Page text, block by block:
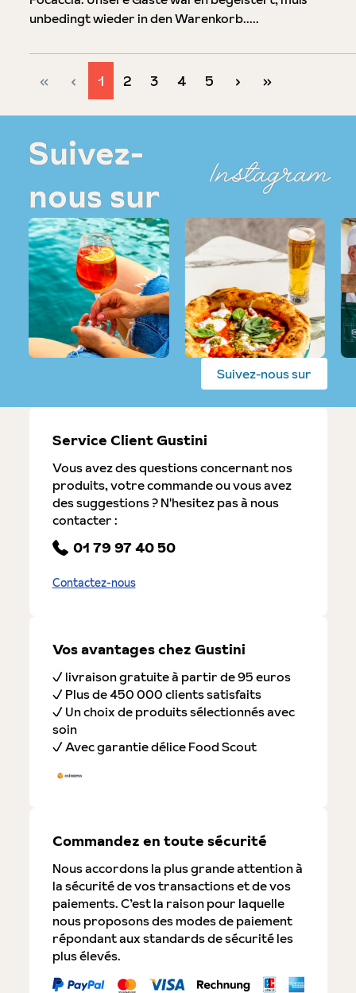
unbedingt wieder in den Warenkorb.....
Page
1 Page
2 Page
3 Page
4 Page
5
Suivez-
nous sur
Instagram
Suivez-nous sur
Service Client Gustini
Vous avez des questions concernant nos
produits, votre commande ou vous avez
des suggestions ? N'hesitez pas à nous
contacter :
01 79 97 40 50
Contactez-nous
Vos avantages chez Gustini
✓ livraison gratuite à partir de 95 euros
✓ Plus de 450 000 clients satisfaits
✓ Un choix de produits sélectionnés avec
soin
✓ Avec garantie délice Food Scout
Commandez en toute sécurité
Nous accordons la plus grande attention à
la sécurité de vos transactions et de vos
paiements. C’est la raison pour laquelle
nous proposons des modes de paiement
répondant aux standards de sécurité les
plus élevés.